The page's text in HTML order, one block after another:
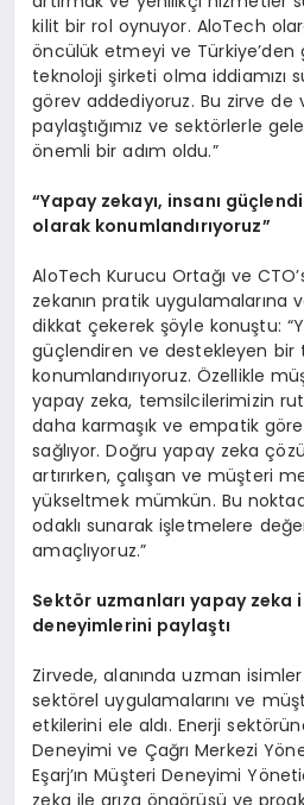
kilit bir rol oynuyor. AloTech
öncülük etmeyi ve Türkiye’den
teknoloji şirketi olma iddiamızı
görev addediyoruz. Bu zirve de
paylaştığımız ve sektörlerle
önemli bir adım oldu.”
“Yapay zekayı, insanı
olarak konumlandırıyoruz”
AloTech Kurucu Ortağı ve
zekanın pratik uygulamalarına
dikkat çekerek şöyle konuştu:
güçlendiren ve destekleyen bir
konumlandırıyoruz. Özellikle
yapay zeka, temsilcilerimizin
daha karmaşık ve empatik
sağlıyor. Doğru yapay zeka
artırırken, çalışan ve müşteri
yükseltmek mümkün. Bu
odaklı sunarak işletmelere
amaçlıyoruz.”
Sektör uzmanları yapay zeka
deneyimlerini paylaştı
Zirvede, alanında uzman
sektörel uygulamalarını ve
etkilerini ele aldı. Enerji
Deneyimi ve Çağrı Merkezi
Eşarj’ın Müşteri Deneyimi
zeka ile arıza öngörüsü ve